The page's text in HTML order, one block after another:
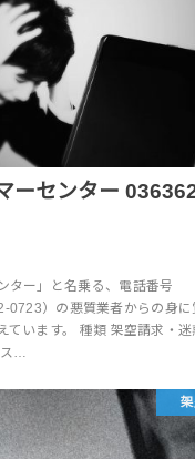
ーセンター
ター」と名乗る、電話番号
0723）の悪質業者からの身に
ています。 種類 架空請求・迷
…